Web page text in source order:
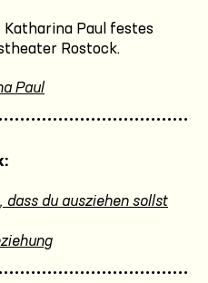
Paul festes
Rostock.
Paul
dass du ausziehen sollst